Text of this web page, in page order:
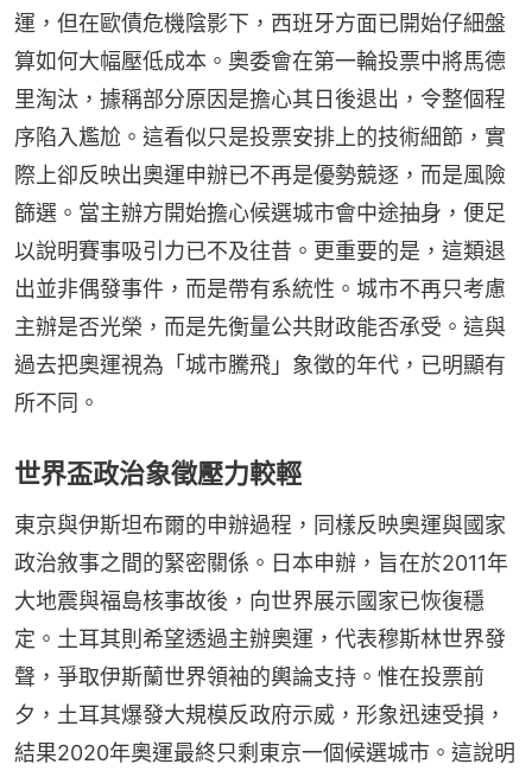
運，但在歐債危機陰影下，西班牙方面已開始仔細盤
算如何大幅壓低成本。奧委會在第一輪投票中將馬德
里淘汰，據稱部分原因是擔心其日後退出，令整個程
序陷入尷尬。這看似只是投票安排上的技術細節，實
際上卻反映出奧運申辦已不再是優勢競逐，而是風險
篩選。當主辦方開始擔心候選城市會中途抽身，便足
以說明賽事吸引力已不及往昔。更重要的是，這類退
出並非偶發事件，而是帶有系統性。城市不再只考慮
主辦是否光榮，而是先衡量公共財政能否承受。這與
過去把奧運視為「城市騰飛」象徵的年代，已明顯有
所不同。
世界盃政治象徵壓力較輕
東京與伊斯坦布爾的申辦過程，同樣反映奧運與國家
政治敘事之間的緊密關係。日本申辦，旨在於2011年
大地震與福島核事故後，向世界展示國家已恢復穩
定。土耳其則希望透過主辦奧運，代表穆斯林世界發
聲，爭取伊斯蘭世界領袖的輿論支持。惟在投票前
夕，土耳其爆發大規模反政府示威，形象迅速受損，
結果2020年奧運最終只剩東京一個候選城市。這說明